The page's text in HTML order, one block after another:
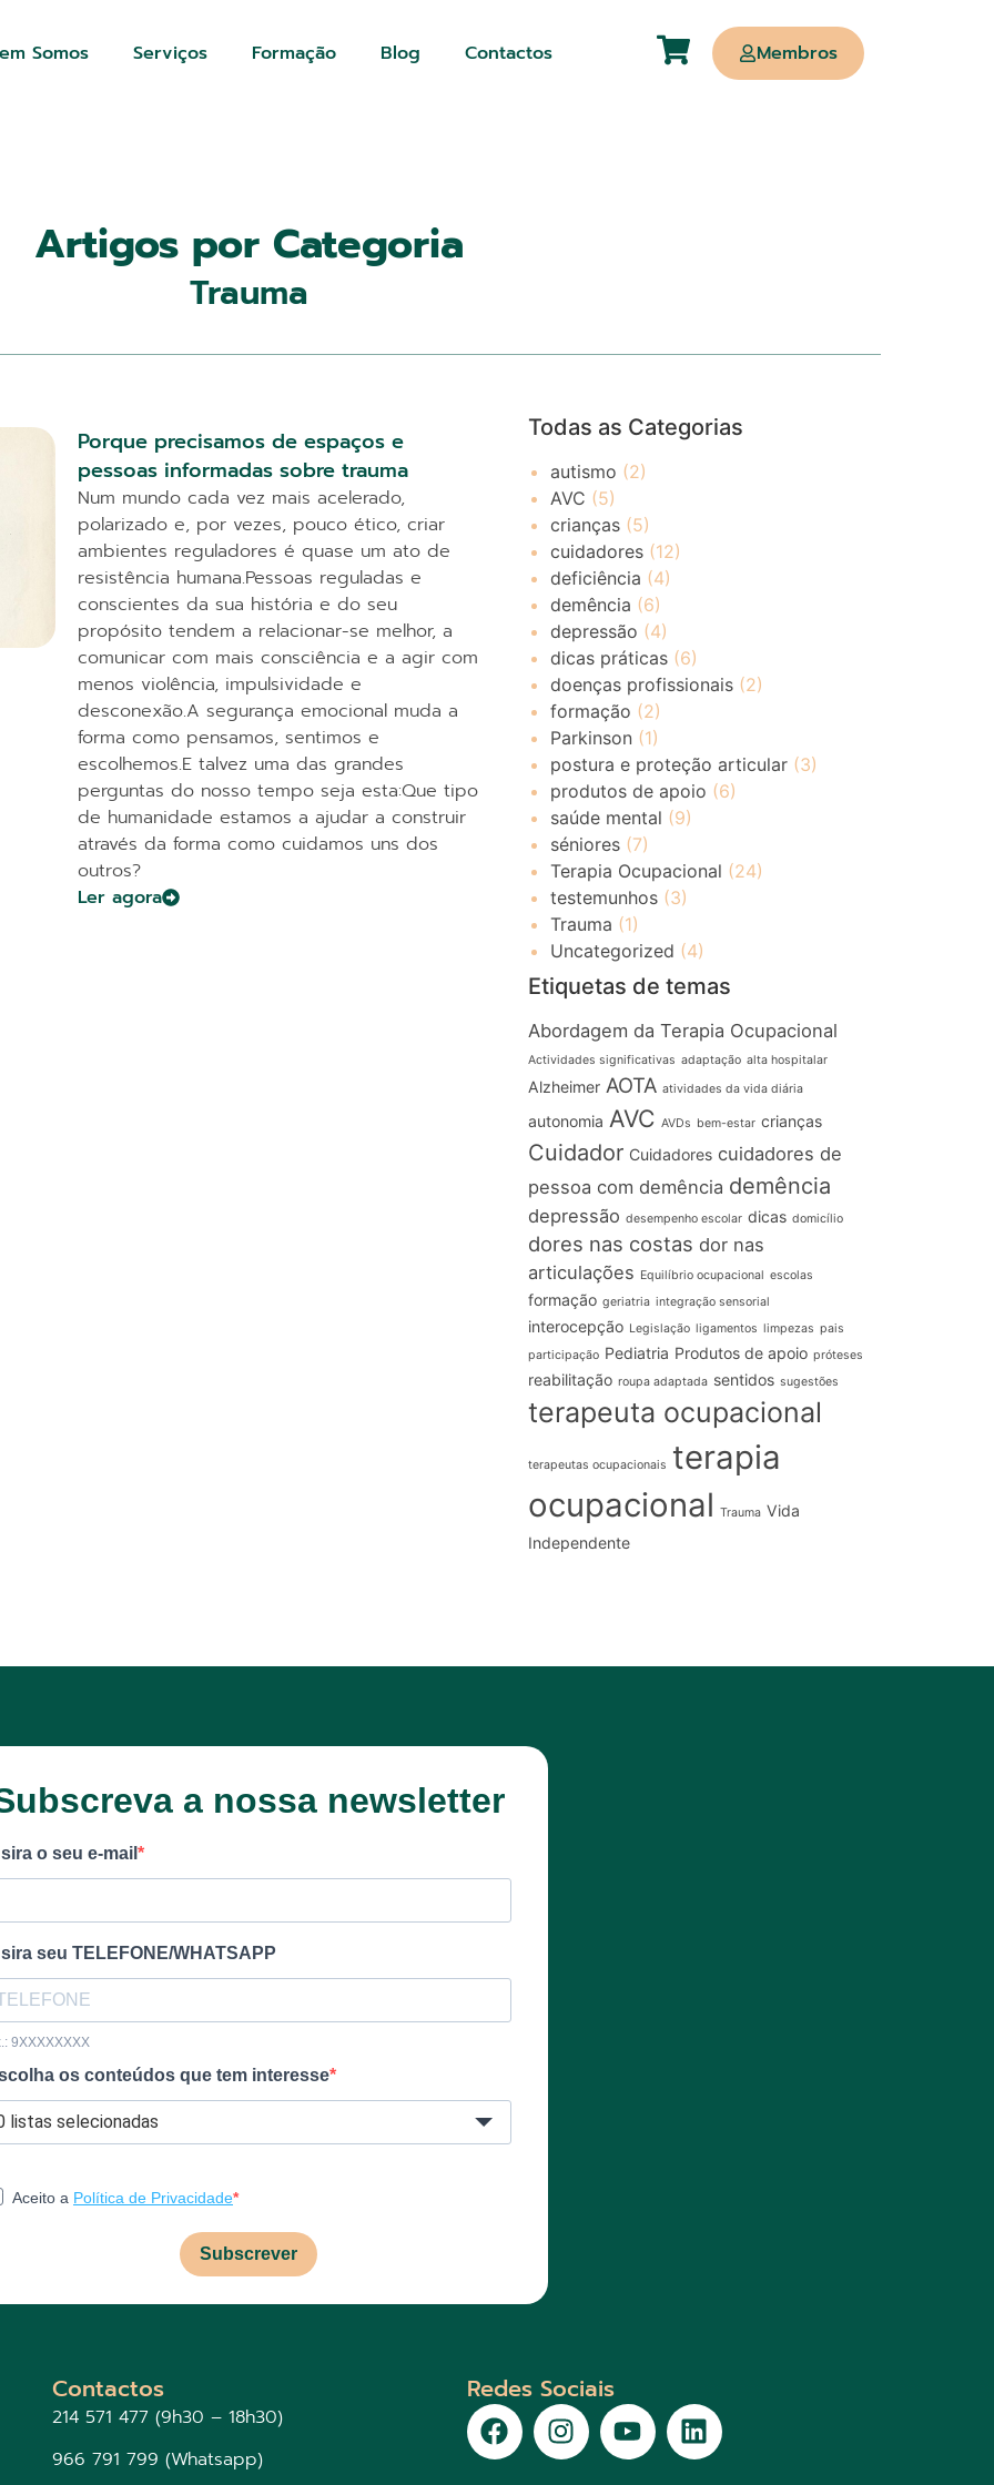
Somos Serviços Formação Blog Contactos Membros
Artigos por Categoria
Trauma
Porque precisamos de espaços e
pessoas informadas sobre trauma
Num mundo cada vez mais acelerado,
polarizado e, por vezes, pouco ético, criar
ambientes reguladores é quase um ato de
resistência humana.Pessoas reguladas e
conscientes da sua história e do seu
propósito tendem a relacionar-se melhor, a
comunicar com mais consciência e a agir com
menos violência, impulsividade e
desconexão.A segurança emocional muda a
forma como pensamos, sentimos e
escolhemos.E talvez uma das grandes
perguntas do nosso tempo seja esta:Que tipo
de humanidade estamos a ajudar a construir
através da forma como cuidamos uns dos
outros?
Ler agora
Todas as Categorias
autismo (2)
AVC (5)
crianças(5)
cuidadores(12)
deficiência (4)
demência (6)
depressão (4)
dicas práticas(6)
doenças profissionais(2)
formação (2)
Parkinson (1)
postura e proteção articular(3)
produtos de apoio (6)
saúde mental (9)
séniores(7)
Terapia Ocupacional (24)
testemunhos(3)
Trauma (1)
Uncategorized (4)
Etiquetas de temas
Abordagem da Terapia Ocupacional
Actividades significativas adaptação alta hospitalar
Alzheimer AOTA atividades da vida diária
autonomia AVC AVDs bem-estar crianças
Cuidador Cuidadores cuidadores de
pessoa com demência demência
depressão desempenho escolar dicas domicílio
dores nas costas dor nas
articulações Equilíbrio ocupacional escolas
formação geriatria integração sensorial
interocepção Legislação ligamentos limpezas pais
participação Pediatria Produtos de apoio próteses
reabilitação roupa adaptada sentidos sugestões
terapeuta ocupacional
terapeutas ocupacionais terapia
ocupacional Trauma Vida
Independente
a nossa newsletter
o seu e-mail
seu TELEFONE/WHATSAPP
9XXXXXXXX
os conteúdos que tem interesse
listas selecionadas
Aceito a Política de Privacidade
Subscrever
Contactos
214 571 477 (9h30 – 18h30)
966 791 799 (Whatsapp)
Redes Sociais